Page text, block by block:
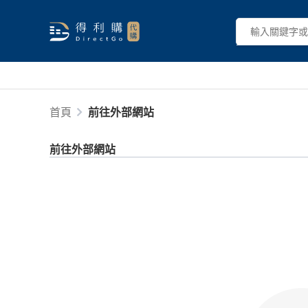
首頁 前往外部網站
前往外部網站